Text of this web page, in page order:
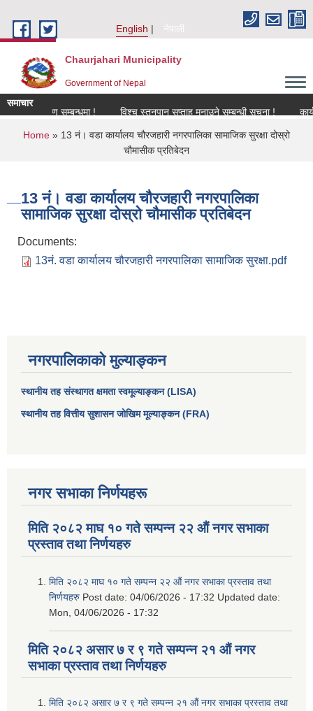
English
नेपाली
Chaurjahari Municipality
Government of Nepal
समाचार
नविकरण सम्बन्धमा !
विश्च स्तनपान सप्ताह मनाउने सम्बन्धी सूचना !
You are here
Home » 13 नं। वडा कार्यालय चौरजहारी नगरपालिका सामाजिक सुरक्षा दोस्रो
चौमासीक प्रतिबेदन
13 नं। वडा कार्यालय चौरजहारी नगरपालिका
सामाजिक सुरक्षा दोस्रो चौमासीक प्रतिबेदन
Documents:
13नं. वडा कार्यालय चौरजहारी नगरपालिका सामाजिक सुरक्षा.pdf
नगरपालिकाको मुल्याङ्कन
स्थानीय तह संस्थागत क्षमता स्वमूल्याङ्कन (LISA)
स्थानीय तह वित्तीय सुशासन जोखिम मूल्याङ्कन (FRA)
नगर सभाका निर्णयहरू
मिति २०८२ माघ १० गते सम्पन्न २२ औं नगर सभाका
प्रस्ताव तथा निर्णयहरु
मिति २०८२ माघ १० गते सम्पन्न २२ औं नगर सभाका प्रस्ताव तथा
निर्णयहरु Post date: 04/06/2026 - 17:32 Updated date:
Mon, 04/06/2026 - 17:32
मिति २०८२ असार ७ र ९ गते सम्पन्न २१ औं नगर
सभाका प्रस्ताव तथा निर्णयहरु
मिति २०८२ असार ७ र ९ गते सम्पन्न २१ औं नगर सभाका प्रस्ताव तथा